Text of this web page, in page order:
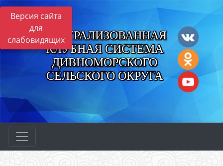
Версия сайта
для
слабовидящихЦЕНТРАЛИЗОВАННАЯ
КЛУБНАЯ СИСТЕМА
ДИВНОМОРСКОГО
СЕЛЬСКОГО ОКРУГА